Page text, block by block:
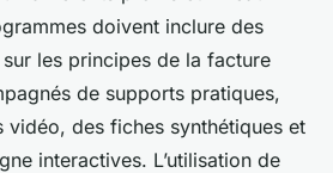
doivent inclure des
les principes de la facture
de supports pratiques,
vidéo, des fiches synthétiques et
interactives. L’utilisation de